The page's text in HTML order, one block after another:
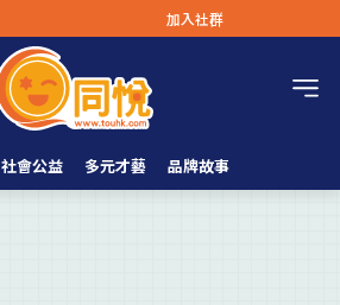
加入社群
社會公益 多元才藝 品牌故事